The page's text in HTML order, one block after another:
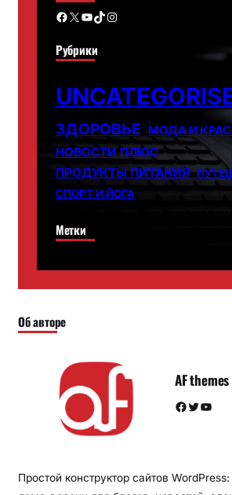
Facebook X YouTube TikTok Instagram
Рубрики
ЗДОРОВЬЕ МОДА И
НОВОСТИ ПЛЮС
ПРОДУКТЫ ПИТАНИЯ
СПОРТ И ЙОГА
Метки
Об авторе
AF themes
Facebook Twitter YouTube
Простой конструктор сайтов